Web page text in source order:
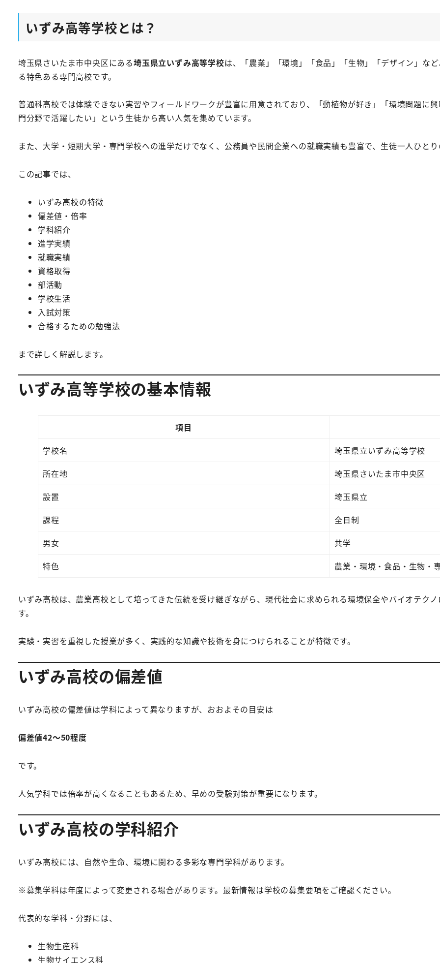
いずみ高等学校とは？
埼玉県さいたま市中央区にある埼玉県立いずみ高等学校は、「農業」「環境」「食品」「生物」「デザイン」な
る特色ある専門高校です。
普通科高校では体験できない実習やフィールドワークが豊富に用意されており、「動植物が好き」「環境問題に
門分野で活躍したい」という生徒から高い人気を集めています。
また、大学・短期大学・専門学校への進学だけでなく、公務員や民間企業への就職実績も豊富で、生徒一人ひと
この記事では、
いずみ高校の特徴
偏差値・倍率
学科紹介
進学実績
就職実績
資格取得
部活動
学校生活
入試対策
合格するための勉強法
まで詳しく解説します。
いずみ高等学校の基本情報
項目
学校名
埼玉県立いずみ高等学校
所在地
埼玉県さいたま市中央区
設置
埼玉県立
課程
全日制
男女
共学
特色
農業・環境・食品・生物・
いずみ高校は、農業高校として培ってきた伝統を受け継ぎながら、現代社会に求められる環境保全やバイオテク
す。
実験・実習を重視した授業が多く、実践的な知識や技術を身につけられることが特徴です。
いずみ高校の偏差値
いずみ高校の偏差値は学科によって異なりますが、おおよその目安は
偏差値42～50程度
です。
人気学科では倍率が高くなることもあるため、早めの受験対策が重要になります。
いずみ高校の学科紹介
いずみ高校には、自然や生命、環境に関わる多彩な専門学科があります。
※募集学科は年度によって変更される場合があります。最新情報は学校の募集要項をご確認ください。
代表的な学科・分野には、
生物生産科
生物サイエンス科